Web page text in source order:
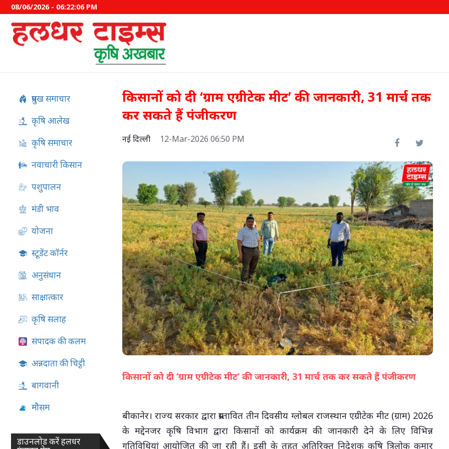
08/06/2026 - 06:22:07 PM
प्रमुख समाचार
कृषि आलेख
कृषि समाचार
नवाचारी किसान
पशुपालन
मंडी भाव
योजना
स्टूडेंट कॉर्नर
अनुसंधान
साक्षात्कार
कृषि सलाह
संपादक की कलम
अन्नदाता की चिट्ठी
बागवानी
मौसम
डाउनलोड करें हलधर
किसानों को दी ‘ग्राम एग्रीटेक मीट’ की जानकारी, 31 मार्च तक
कर सकते हैं पंजीकरण
नई दिल्ली 12-Mar-2026 06:50 PM
किसानों को दी ‘ग्राम एग्रीटेक मीट’ की जानकारी, 31 मार्च तक कर सकते हैं पंजीकरण
बीकानेर। राज्य सरकार द्वारा प्रस्तावित तीन दिवसीय ग्लोबल राजस्थान एग्रीटेक मीट (ग्राम) 2026
के मद्देनजर कृषि विभाग द्वारा किसानों को कार्यक्रम की जानकारी देने के लिए विभिन्न
गतिविधियां आयोजित की जा रही हैं। इसी के तहत अतिरिक्त निदेशक कृषि त्रिलोक कुमार
PM Kisan 24वीं किस्त की तारीख पर
बड़ा अपडेट, जानें कब आएंगे 2000
05-Aug-2026 04:51 PM
62.58 लाख किसानों को मिला
फसल बीमा का लाभ
05-Aug-2026 04:36 PM